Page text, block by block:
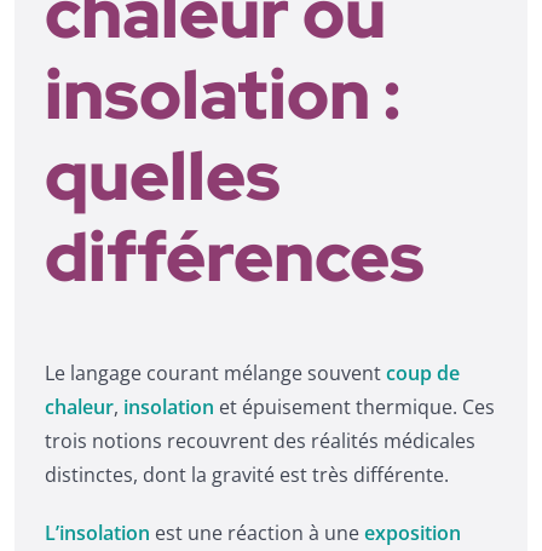
insolation :
quelles
différences
Le langage courant mélange souventcoup de
chaleur, insolation et épuisement thermique. Ces
trois notions recouvrent des réalités médicales
distinctes, dont la gravité est très différente.
L’insolation est une réaction à uneexposition